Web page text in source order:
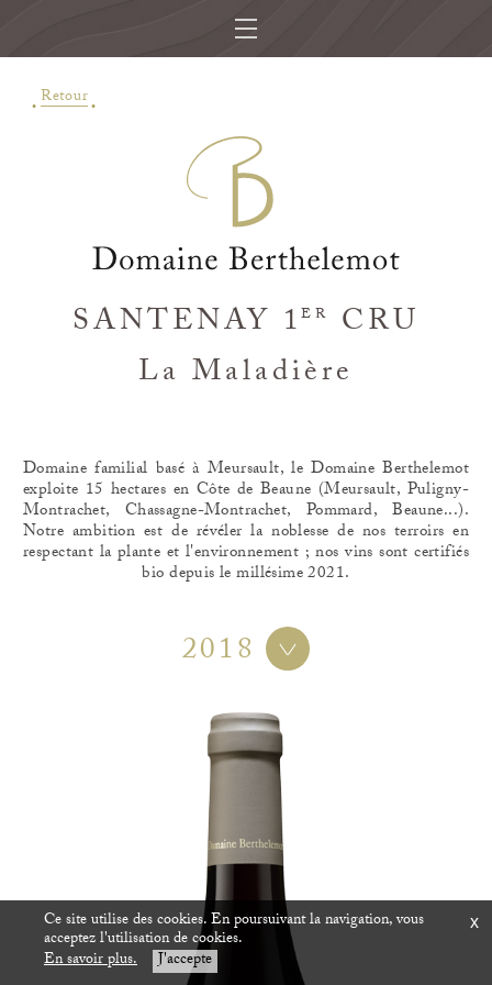
Retour
SANTENAY 1ER
CRU
La Maladière
Domaine familial basé à Meursault, le Domaine Berthelemot
exploite 15 hectares en Côte de Beaune (Meursault, Puligny-
Montrachet, Chassagne-Montrachet, Pommard, Beaune...).
Notre ambition est de révéler la noblesse de nos terroirs en
respectant la plante et l'environnement ; nos vins sont certifiés
bio depuis le millésime 2021.
2018
Ce site utilise des cookies. En poursuivant la navigation, vous
acceptez l'utilisation de cookies.
En savoir plus. J'accepte
x